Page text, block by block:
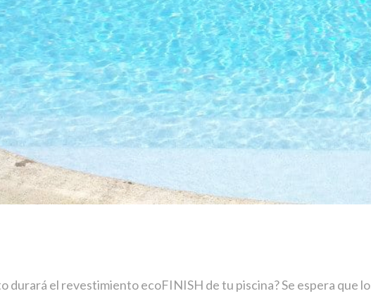
durará el revestimiento ecoFINISH de tu piscina? Se espera que